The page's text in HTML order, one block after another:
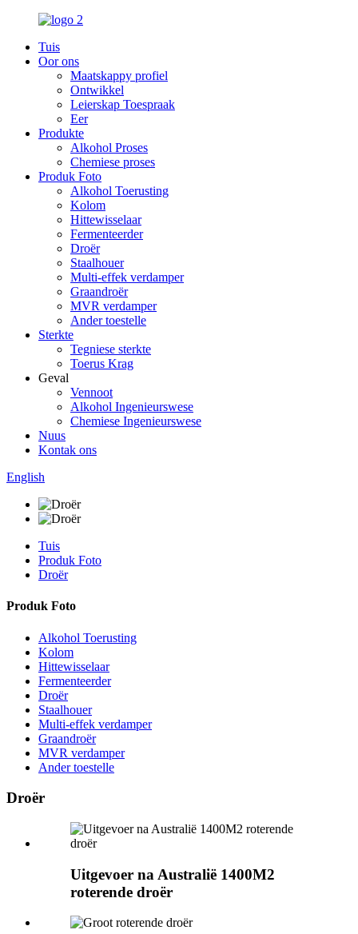
Tuis
Oor ons
Maatskappy profiel
Ontwikkel
Leierskap Toespraak
Eer
Produkte
Alkohol Proses
Chemiese proses
Produk Foto
Alkohol Toerusting
Kolom
Hittewisselaar
Fermenteerder
Droër
Staalhouer
Multi-effek verdamper
Graandroër
MVR verdamper
Ander toestelle
Sterkte
Tegniese sterkte
Toerus Krag
Geval
Vennoot
Alkohol Ingenieurswese
Chemiese Ingenieurswese
Nuus
Kontak ons
English
Tuis
Produk Foto
Droër
Produk Foto
Alkohol Toerusting
Kolom
Hittewisselaar
Fermenteerder
Droër
Staalhouer
Multi-effek verdamper
Graandroër
MVR verdamper
Ander toestelle
Droër
Uitgevoer na Australië 1400M2
roterende droër